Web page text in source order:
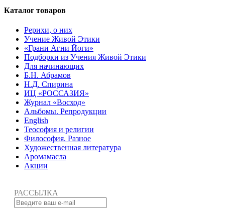
Каталог товаров
Рерихи, о них
Учение Живой Этики
«Грани Агни Йоги»
Подборки из Учения Живой Этики
Для начинающих
Б.Н. Абрамов
Н.Д. Спирина
ИЦ «РОССАЗИЯ»
Журнал «Восход»
Альбомы. Репродукции
English
Теософия и религии
Философия. Разное
Художественная литература
Аромамасла
Акции
РАССЫЛКА